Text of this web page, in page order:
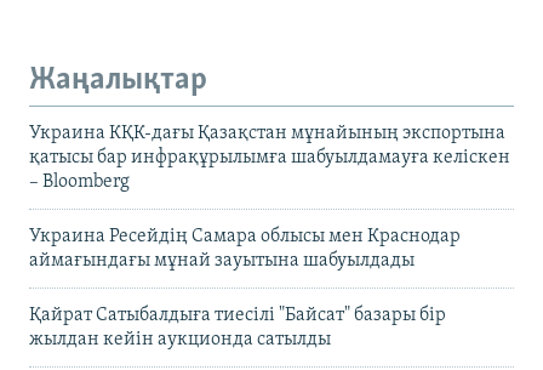
Жаңалықтар
Украина КҚК-дағы Қазақстан мұнайының экспортына
қатысы бар инфрақұрылымға шабуылдамауға келіскен
– Bloomberg
Украина Ресейдің Самара облысы мен Краснодар
аймағындағы мұнай зауытына шабуылдады
Қайрат Сатыбалдыға тиесілі "Байсат" базары бір
жылдан кейін аукционда сатылды